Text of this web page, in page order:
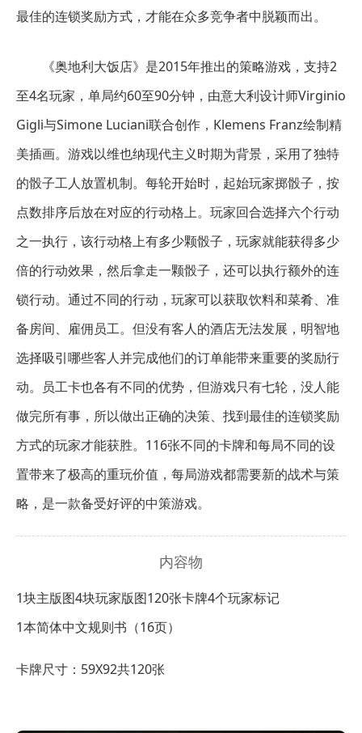
最佳的连锁奖励方式，才能在众多竞争者中脱颖而出。
《奥地利大饭店》是2015年推出的策略游戏，支持2
至4名玩家，单局约60至90分钟，由意大利设计师Virginio
Gigli与Simone Luciani联合创作，Klemens Franz绘制精
美插画。游戏以维也纳现代主义时期为背景，采用了独特
的骰子工人放置机制。每轮开始时，起始玩家掷骰子，按
点数排序后放在对应的行动格上。玩家回合选择六个行动
之一执行，该行动格上有多少颗骰子，玩家就能获得多少
倍的行动效果，然后拿走一颗骰子，还可以执行额外的连
锁行动。通过不同的行动，玩家可以获取饮料和菜肴、准
备房间、雇佣员工。但没有客人的酒店无法发展，明智地
选择吸引哪些客人并完成他们的订单能带来重要的奖励行
动。员工卡也各有不同的优势，但游戏只有七轮，没人能
做完所有事，所以做出正确的决策、找到最佳的连锁奖励
方式的玩家才能获胜。116张不同的卡牌和每局不同的设
置带来了极高的重玩价值，每局游戏都需要新的战术与策
略，是一款备受好评的中策游戏。
内容物
1块主版图4块玩家版图120张卡牌4个玩家标记
1本简体中文规则书（16页）
卡牌尺寸：59X92共120张